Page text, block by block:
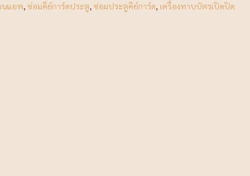
นแอพ, ซ่อมคีย์การ์ดประตู, ซ่อมประตูคีย์การ์ด, เครื่องทาบบัตรเปิดปิด